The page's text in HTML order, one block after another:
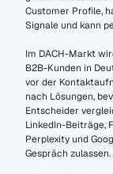
Customer Profile,
Signale und kann
Im DACH-Markt
B2B-Kunden in
vor der
nach Lösungen,
Entscheider
LinkedIn-Beiträge,
Perplexity und
Gespräch zulassen.